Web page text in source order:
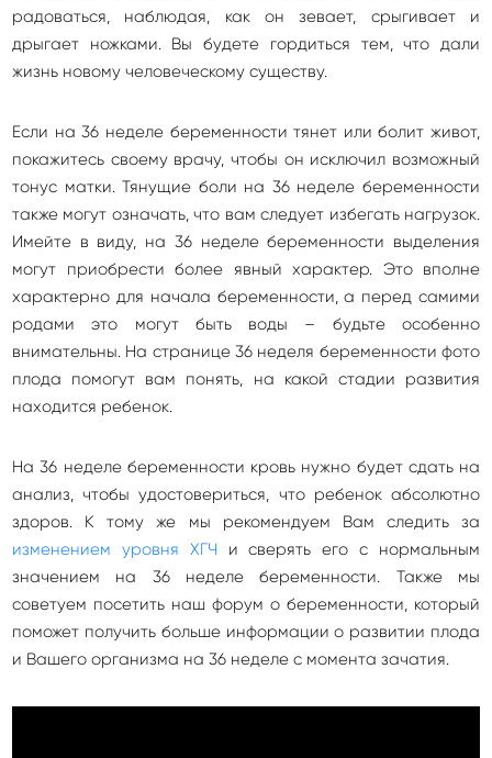
радоваться, наблюдая, как он зевает, срыгивает и
дрыгает ножками. Вы будете гордиться тем, что дали
жизнь новому человеческому существу.
Если на 36 неделе беременности тянет или болит живот,
покажитесь своему врачу, чтобы он исключил возможный
тонус матки. Тянущие боли на 36 неделе беременности
также могут означать, что вам следует избегать нагрузок.
Имейте в виду, на 36 неделе беременности выделения
могут приобрести более явный характер. Это вполне
характерно для начала беременности, а перед самими
родами это могут быть воды – будьте особенно
внимательны. На странице 36 неделя беременности фото
плода помогут вам понять, на какой стадии развития
находится ребенок.
На 36 неделе беременности кровь нужно будет сдать на
анализ, чтобы удостовериться, что ребенок абсолютно
здоров. К тому же мы рекомендуем Вам следить за
изменением уровня ХГЧ и сверять его с нормальным
значением на 36 неделе беременности. Также мы
советуем посетить наш форум о беременности, который
поможет получить больше информации о развитии плода
и Вашего организма на 36 неделе с момента зачатия.